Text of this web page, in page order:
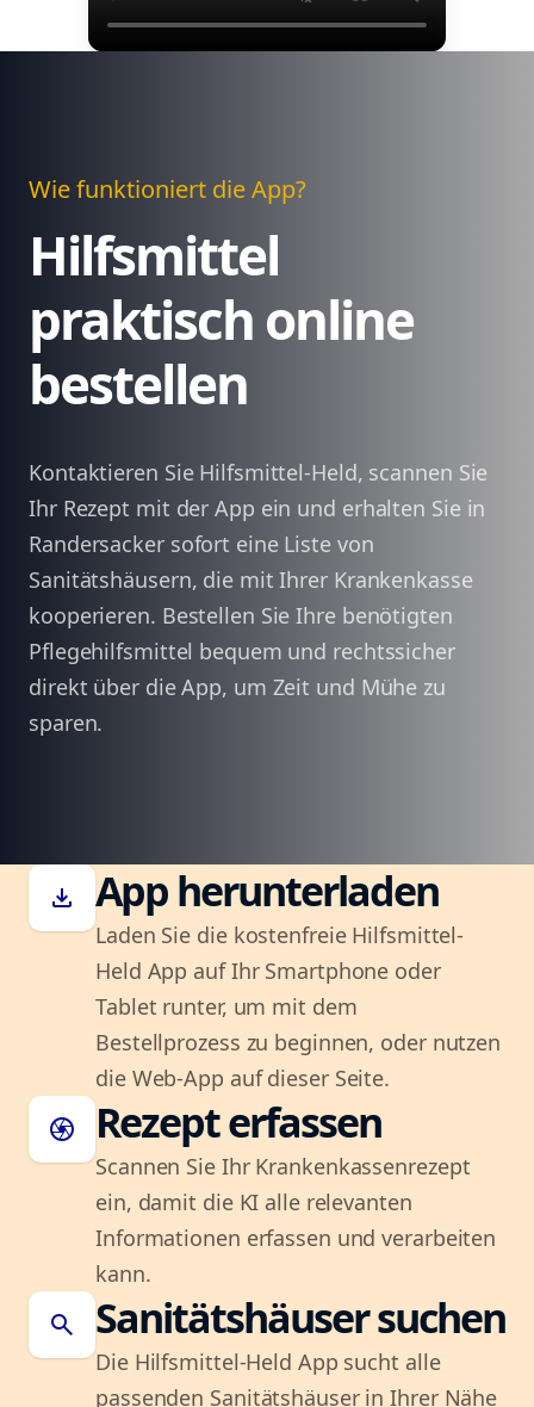
Wie funktioniert die App?
Hilfsmittel
praktisch online
bestellen
Kontaktieren Sie Hilfsmittel-Held, scannen Sie
Ihr Rezept mit der App ein und erhalten Sie in
Randersacker sofort eine Liste von
Sanitätshäusern, die mit Ihrer Krankenkasse
kooperieren. Bestellen Sie Ihre benötigten
Pflegehilfsmittel bequem und rechtssicher
direkt über die App, um Zeit und Mühe zu
sparen.
download App herunterladen
Laden Sie die kostenfreie Hilfsmittel-
Held App auf Ihr Smartphone oder
Tablet runter, um mit dem
Bestellprozess zu beginnen, oder nutzen
die Web-App auf dieser Seite.
camera Rezept erfassen
Scannen Sie Ihr Krankenkassenrezept
ein, damit die KI alle relevanten
Informationen erfassen und verarbeiten
kann.
search Sanitätshäuser suchen
Die Hilfsmittel-Held App sucht alle
passenden Sanitätshäuser in Ihrer Nähe